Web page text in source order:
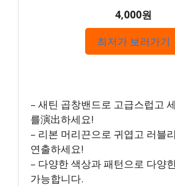
4,000원
최저가 보러가기
– 새틴 곱창밴드로 고급스럽고
를演出하세요!
– 리본 머리끈으로 귀엽고 러블
연출하세요!
– 다양한 색상과 패턴으로 다양
가능합니다.